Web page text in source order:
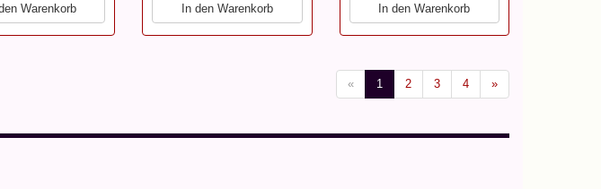
Warenkorb In den Warenkorb In den Warenkorb
« 1 2 3 4 »